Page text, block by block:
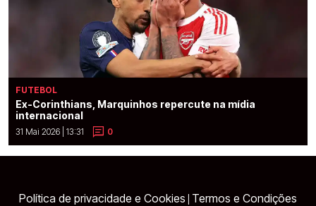
FUTEBOL
Ex-Corinthians, Marquinhos repercute na mídia
internacional
31 Mai 2026 | 13:31 0
Política de privacidade e Cookies Termos e Condições